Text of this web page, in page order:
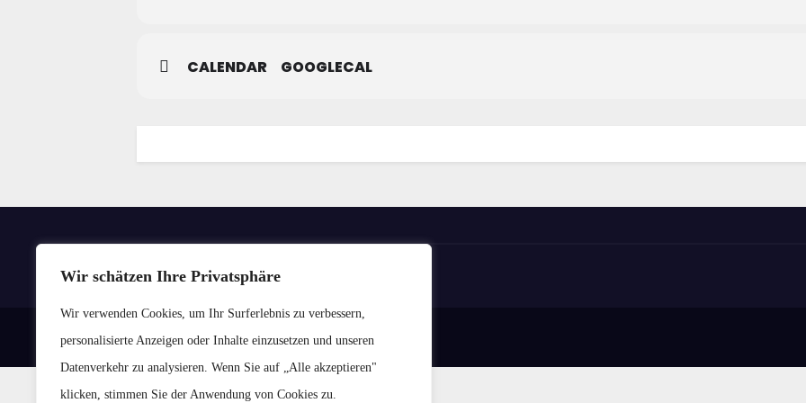
Wir schätzen Ihre Privatsphäre
Wir verwenden Cookies, um Ihr Surferlebnis zu verbessern,
personalisierte Anzeigen oder Inhalte einzusetzen und unseren
Datenverkehr zu analysieren. Wenn Sie auf „Alle akzeptieren"
klicken, stimmen Sie der Anwendung von Cookies zu.
CALENDAR GOOGLECAL